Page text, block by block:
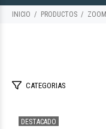
INICIO PRODUCTOS ZOOM
CATEGORIAS
DESTACADO